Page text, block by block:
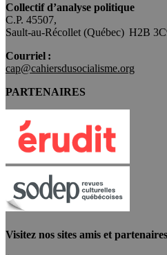
Collectif d’analyse politique
C.P. 45507,
Sault-au-Récollet (Québec) H2B
Courriel :
cap@cahiersdusocialisme.org
PARTENAIRES
Visitez nos sites amis et partenaires